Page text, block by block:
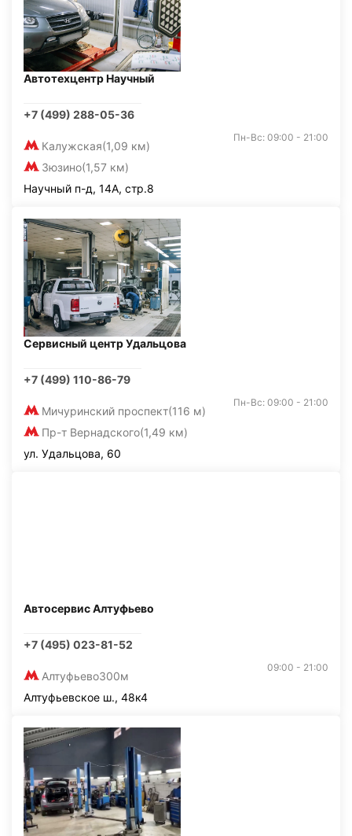
Автотехцентр Научный
+7 (499) 288-05-36
Калужская(1,09 км)
Зюзино(1,57 км)
Пн-Вс: 09:00 - 21:00
Научный п-д, 14А, стр.8
Сервисный центр Удальцова
+7 (499) 110-86-79
Мичуринский проспект(116 м)
Пр-т Вернадского(1,49 км)
Пн-Вс: 09:00 - 21:00
ул. Удальцова, 60
Автосервис Алтуфьево
+7 (495) 023-81-52
Алтуфьево300м
09:00 - 21:00
Алтуфьевское ш., 48к4